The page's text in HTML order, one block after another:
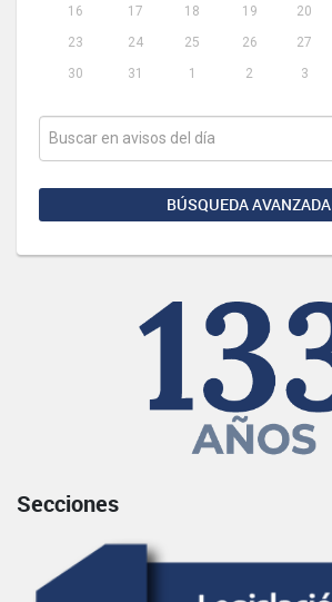
16
17 18 19 20
23
24 25 26 27
30
31 1 2 3
BÚSQUEDA AVANZADA
Secciones